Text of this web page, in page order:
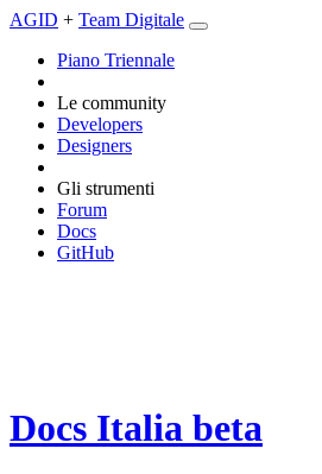
AGID + Team Digitale
Piano Triennale
Le community
Developers
Designers
Gli strumenti
Forum
Docs
GitHub
Docs Italia beta